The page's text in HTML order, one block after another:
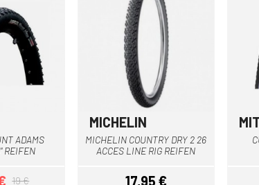
ADAMS
REIFEN
19 €
Schwarz
MICHELIN
MICHELIN COUNTRY DRY 2 26
ACCES LINE RIG REIFEN
17,95 €